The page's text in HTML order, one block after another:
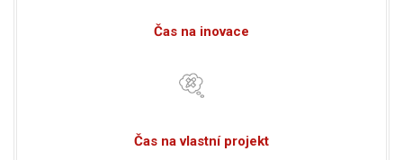
Čas na inovace
Čas na vlastní projekt